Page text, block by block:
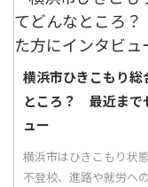
横浜市ひきこもり総
ところ？ 最近まで
ュー
横浜市はひきこもり状
不登校、進路や就労へ